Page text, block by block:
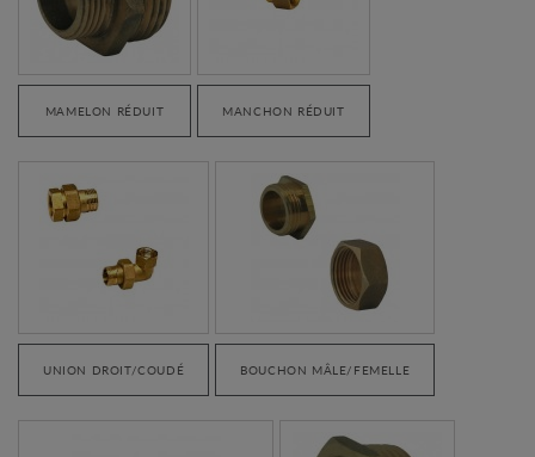
MAMELON RÉDUIT MANCHON RÉDUIT
UNION DROIT/COUDÉ BOUCHON MÂLE/FEMELLE